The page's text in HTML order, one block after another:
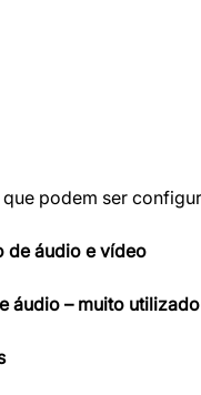
podem ser
de áudio e vídeo
áudio – muito